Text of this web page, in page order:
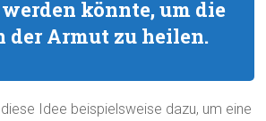
könnte, um die
der Armut zu heilen.
Idee beispielsweise dazu, um eine